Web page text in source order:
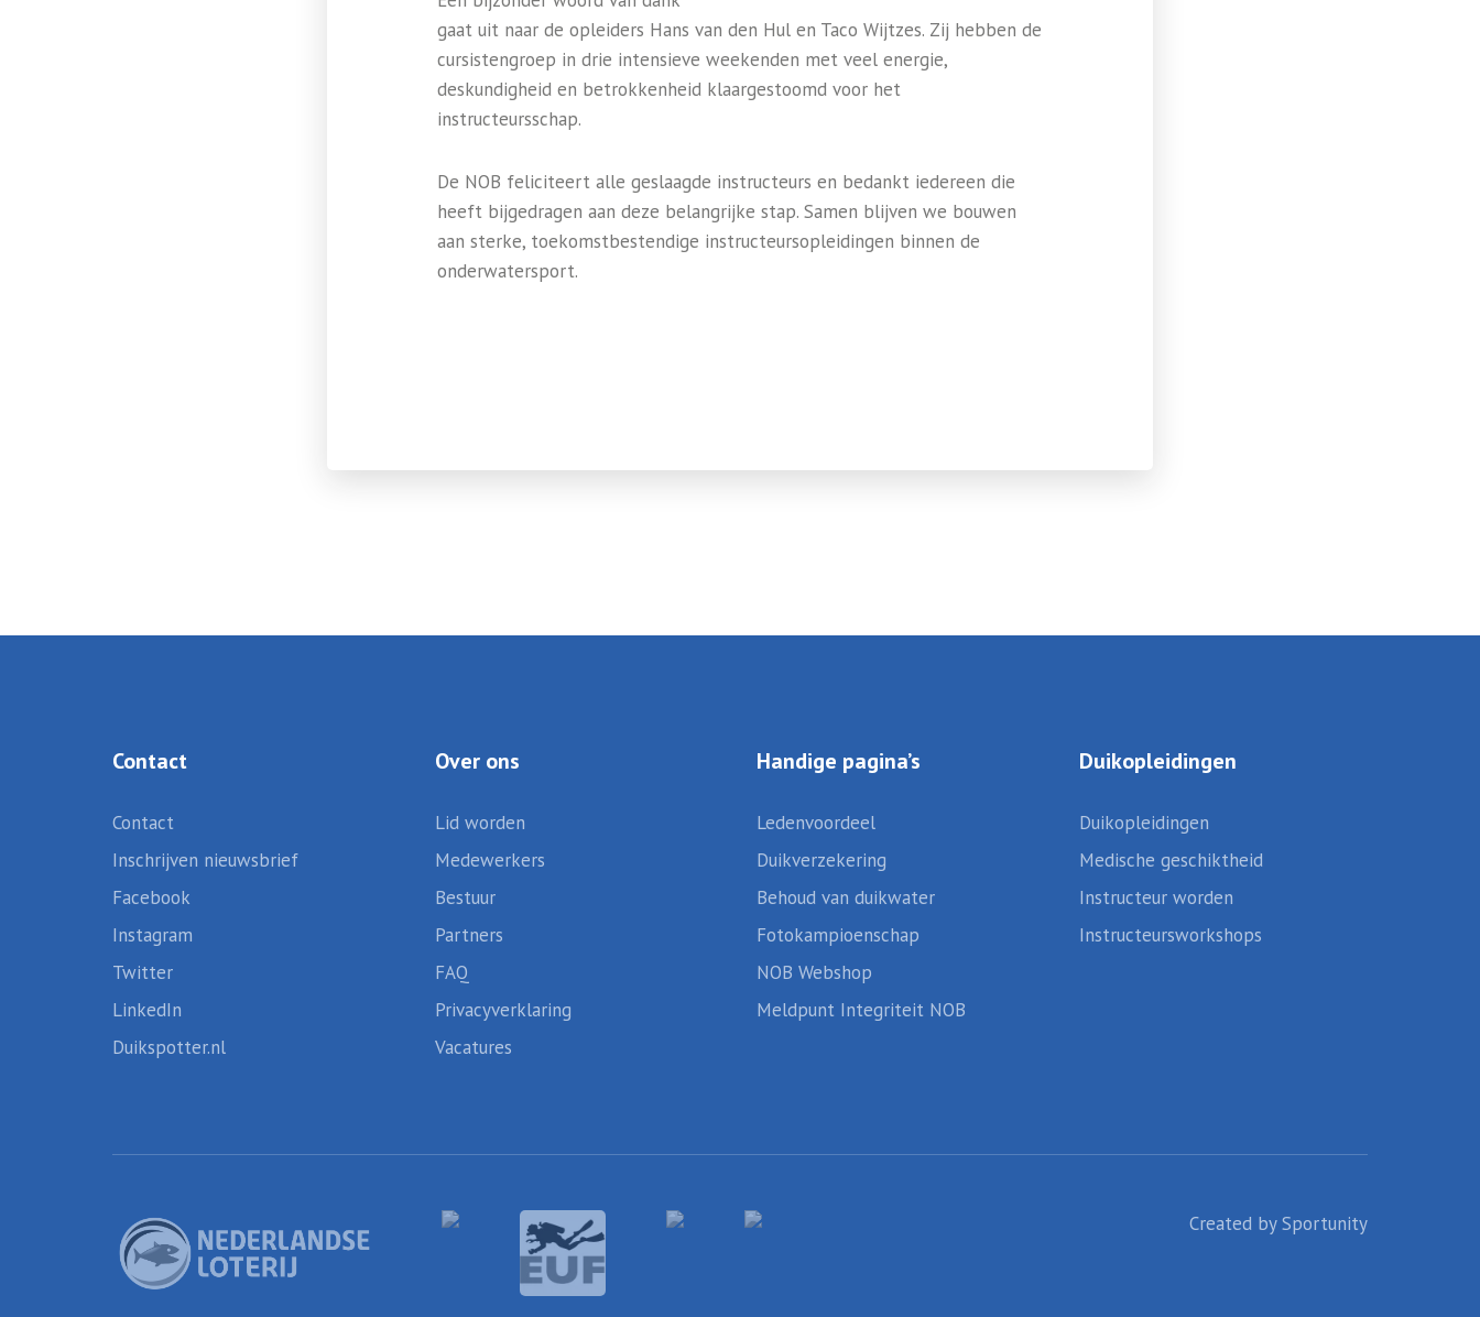
gaat uit naar de opleiders Hans van den Hul en Taco Wijtzes. Zij hebben de
cursistengroep in drie intensieve weekenden met veel energie,
deskundigheid en betrokkenheid klaargestoomd voor het
instructeursschap.
De NOB feliciteert alle geslaagde instructeurs en bedankt iedereen die
heeft bijgedragen aan deze belangrijke stap. Samen blijven we bouwen
aan sterke, toekomstbestendige instructeursopleidingen binnen de
onderwatersport.
Contact
Contact
Inschrijven nieuwsbrief
Facebook
Instagram
Twitter
LinkedIn
Duikspotter.nl
Over ons
Lid worden
Medewerkers
Bestuur
Partners
FAQ
Privacyverklaring
Vacatures
Handige pagina’s
Ledenvoordeel
Duikverzekering
Behoud van duikwater
Fotokampioenschap
NOB Webshop
Meldpunt Integriteit NOB
Duikopleidingen
Duikopleidingen
Medische geschiktheid
Instructeur worden
Instructeursworkshops
Created bySportunity